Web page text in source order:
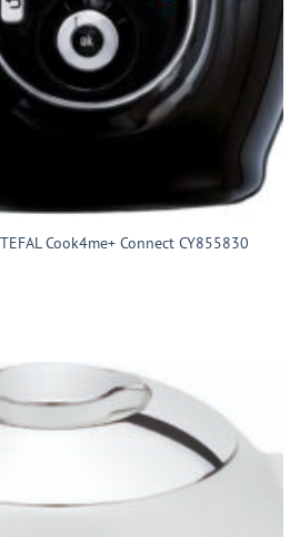
Cook4me+ Connect CY855830